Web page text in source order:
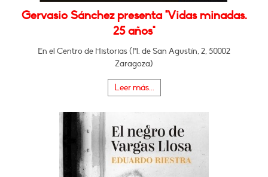
Gervasio Sánchez presenta "Vidas minadas.
25 años"
En el Centro de Historias (Pl. de San Agustín, 2, 50002
Zaragoza)
Leer más...